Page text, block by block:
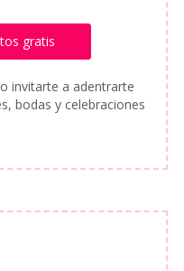
gratis
invitarte a adentrarte
bodas y celebraciones